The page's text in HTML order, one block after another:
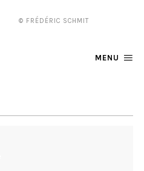
MENU
© FRÉDÉRIC SCHMIT